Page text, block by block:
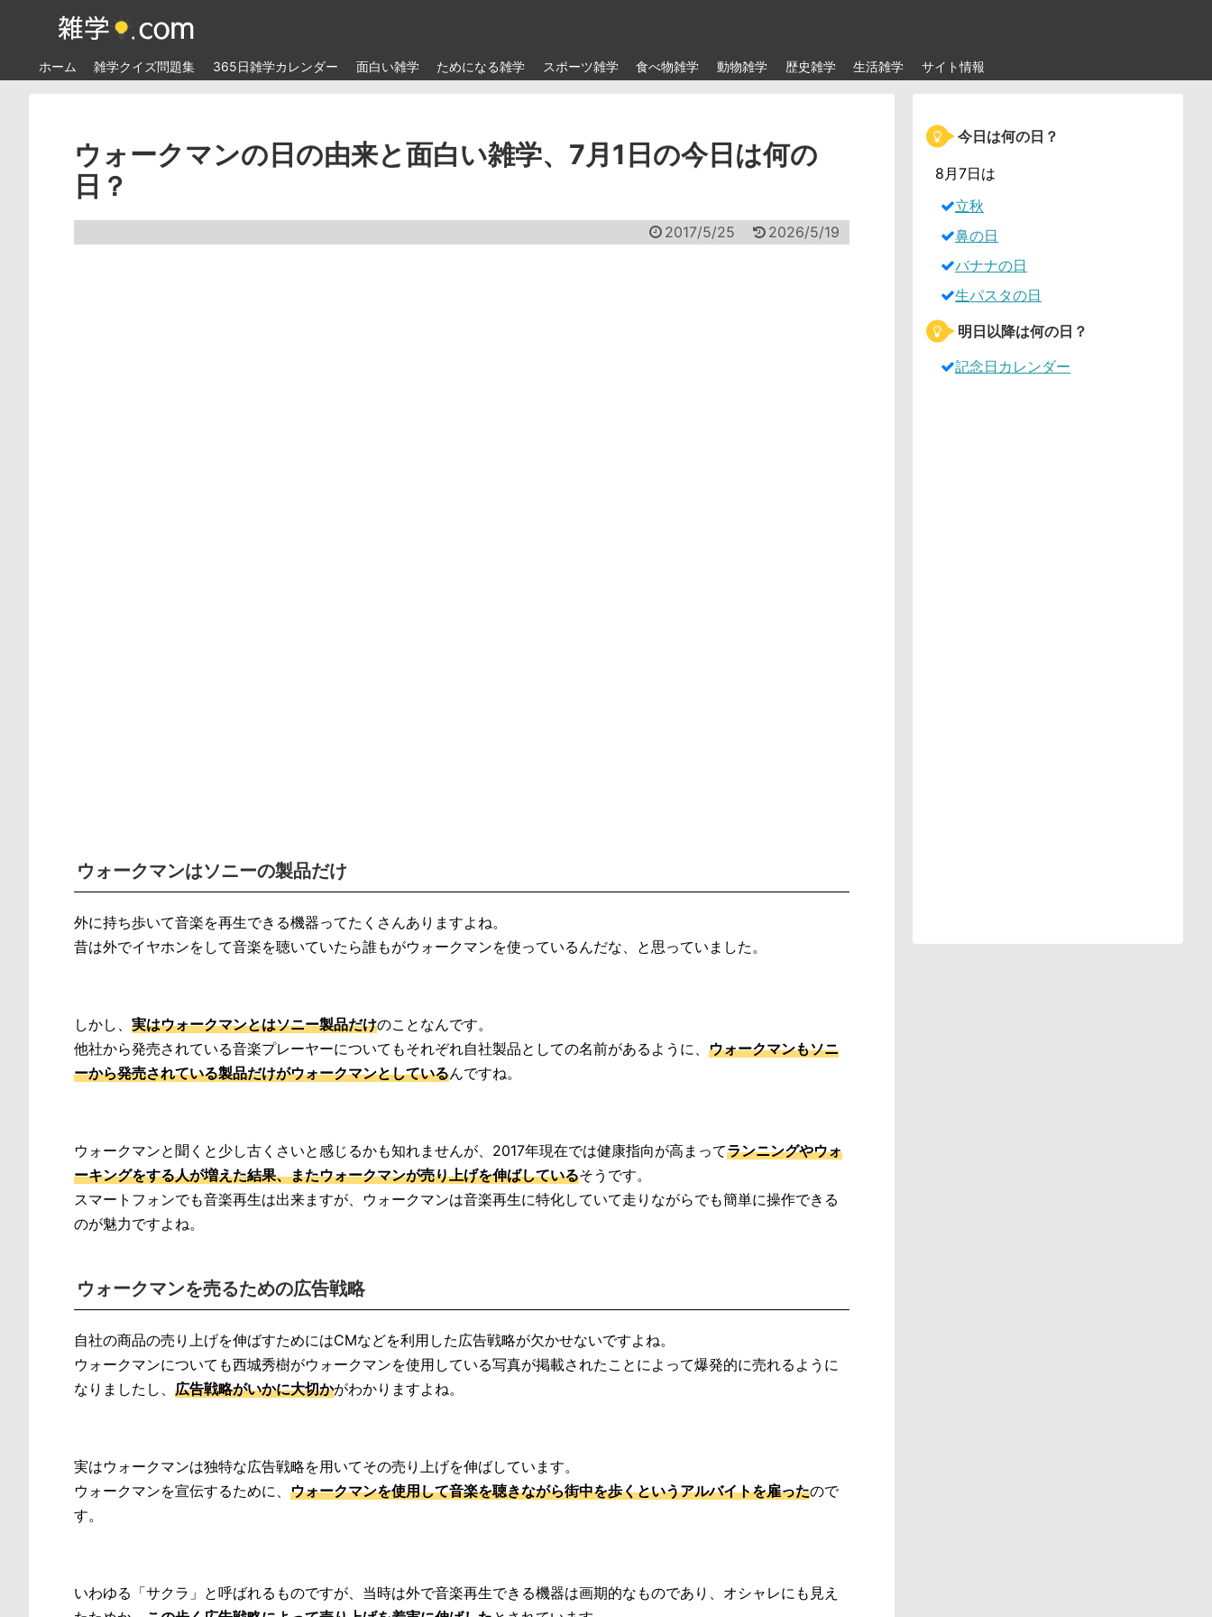
ホーム 雑学クイズ問題集 365日雑学カレンダー 面白い雑学 ためになる雑学 スポーツ雑学 食べ物雑学 動物雑学 歴史雑学 生活雑学 サイト情報
ウォークマンの日の由来と面白い雑学、7月1日の今日は何の
日？
2017/5/25 2026/5/19
ウォークマンはソニーの製品だけ
外に持ち歩いて音楽を再生できる機器ってたくさんありますよね。
昔は外でイヤホンをして音楽を聴いていたら誰もがウォークマンを使っているんだな、と思っていました。
しかし、 実はウォークマンとはソニー製品だけのことなんです。
他社から発売されている音楽プレーヤーについてもそれぞれ自社製品としての名前があるように、 ウォークマンもソニ
ーから発売されている製品だけがウォークマンとしているんですね。
ウォークマンと聞くと少し古くさいと感じるかも知れませんが、2017年現在では健康指向が高まってランニングやウォ
ーキングをする人が増えた結果、またウォークマンが売り上げを伸ばしているそうです。
スマートフォンでも音楽再生は出来ますが、ウォークマンは音楽再生に特化していて走りながらでも簡単に操作できる
のが魅力ですよね。
ウォークマンを売るための広告戦略
自社の商品の売り上げを伸ばすためにはCMなどを利用した広告戦略が欠かせないですよね。
ウォークマンについても西城秀樹がウォークマンを使用している写真が掲載されたことによって爆発的に売れるように
なりましたし、 広告戦略がいかに大切かがわかりますよね。
実はウォークマンは独特な広告戦略を用いてその売り上げを伸ばしています。
ウォークマンを宣伝するために、 ウォークマンを使用して音楽を聴きながら街中を歩くというアルバイトを雇ったので
す。
いわゆる「サクラ」と呼ばれるものですが、当時は外で音楽再生できる機器は画期的なものであり、オシャレにも見え
今日は何の日？
8月7日は
立秋
鼻の日
バナナの日
生パスタの日
明日以降は何の日？
記念日カレンダー